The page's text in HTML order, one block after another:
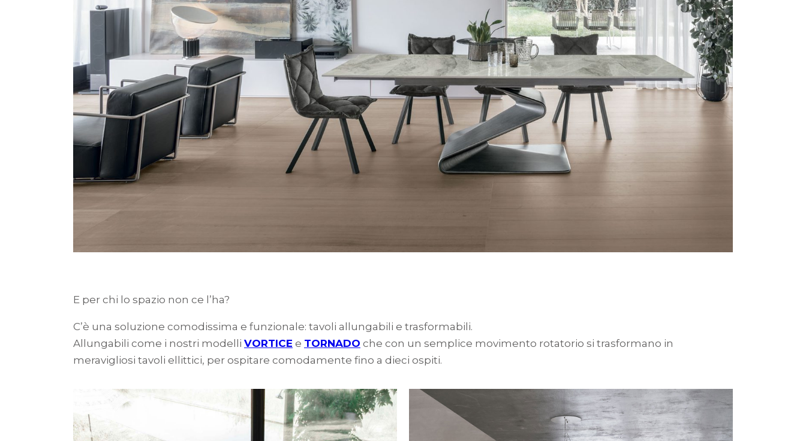
E per chi lo spazio non ce l’ha?
C’è una soluzione comodissima e funzionale: tavoli allungabili e trasformabili.
Allungabili come i nostri modelli VORTICE e TORNADO che con un semplice movimento rotatorio si trasformano in
meravigliosi tavoli ellittici, per ospitare comodamente fino a dieci ospiti.